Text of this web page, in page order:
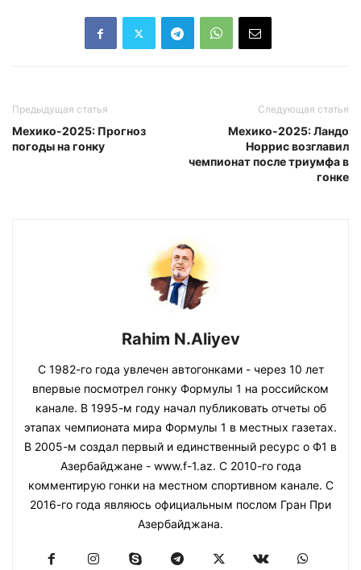
Предыдущая статья
Мехико-2025: Прогноз
погоды на гонку
Следующая статья
Мехико-2025: Ландо
Норрис возглавил
чемпионат после триумфа в
гонке
Rahim N.Aliyev
С 1982-го года увлечен автогонками - через 10 лет
впервые посмотрел гонку Формулы 1 на российском
канале. В 1995-м году начал публиковать отчеты об
этапах чемпионата мира Формулы 1 в местных газетах.
В 2005-м создал первый и единственный ресурс о Ф1 в
Азербайджане - www.f-1.az. С 2010-го года
комментирую гонки на местном спортивном канале. С
2016-го года являюсь официальным послом Гран При
Азербайджана.